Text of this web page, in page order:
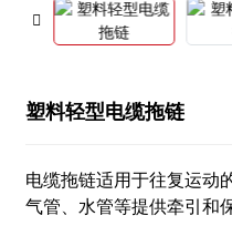
塑料轻型电缆拖链
电缆拖链适用于往复运动
气管、水管等提供牵引和